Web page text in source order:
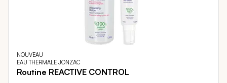
NOUVEAU
EAU THERMALE JONZAC
Routine REACTIVE CONTROL